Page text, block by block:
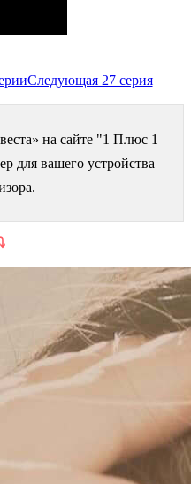
Следующая 27 серия
на сайте "1 Плюс 1
для вашего устройства —